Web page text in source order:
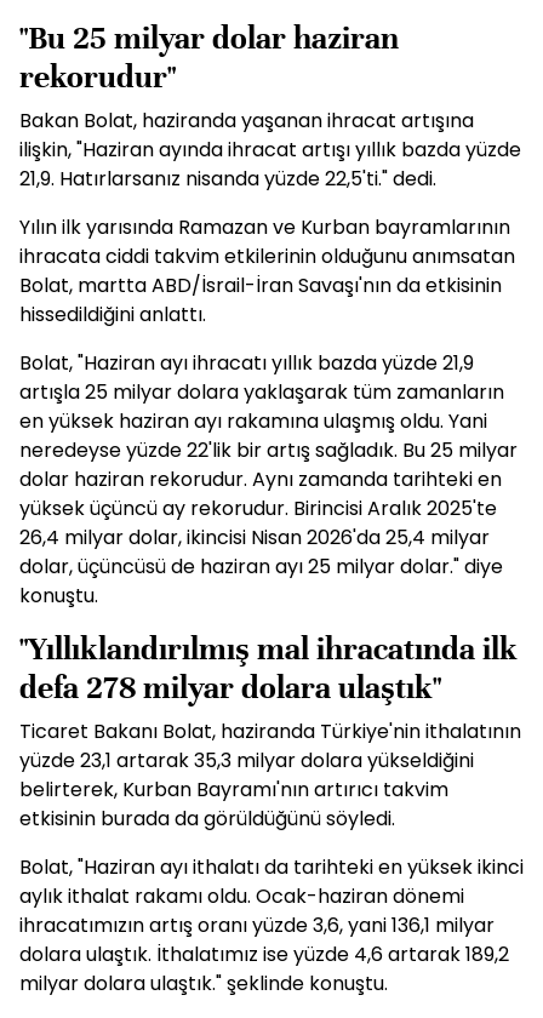
"Bu 25 milyar dolar haziran
rekorudur"
Bakan Bolat, haziranda yaşanan ihracat artışına
ilişkin, "Haziran ayında ihracat artışı yıllık bazda yüzde
21,9. Hatırlarsanız nisanda yüzde 22,5'ti." dedi.
Yılın ilk yarısında Ramazan ve Kurban bayramlarının
ihracata ciddi takvim etkilerinin olduğunu anımsatan
Bolat, martta ABD/İsrail-İran Savaşı'nın da etkisinin
hissedildiğini anlattı.
Bolat, "Haziran ayı ihracatı yıllık bazda yüzde 21,9
artışla 25 milyar dolara yaklaşarak tüm zamanların
en yüksek haziran ayı rakamına ulaşmış oldu. Yani
neredeyse yüzde 22'lik bir artış sağladık. Bu 25 milyar
dolar haziran rekorudur. Aynı zamanda tarihteki en
yüksek üçüncü ay rekorudur. Birincisi Aralık 2025'te
26,4 milyar dolar, ikincisi Nisan 2026'da 25,4 milyar
dolar, üçüncüsü de haziran ayı 25 milyar dolar." diye
konuştu.
"Yıllıklandırılmış mal ihracatında ilk
defa 278 milyar dolara ulaştık"
Ticaret Bakanı Bolat, haziranda Türkiye'nin ithalatının
yüzde 23,1 artarak 35,3 milyar dolara yükseldiğini
belirterek, Kurban Bayramı'nın artırıcı takvim
etkisinin burada da görüldüğünü söyledi.
Bolat, "Haziran ayı ithalatı da tarihteki en yüksek ikinci
aylık ithalat rakamı oldu. Ocak-haziran dönemi
ihracatımızın artış oranı yüzde 3,6, yani 136,1 milyar
dolara ulaştık. İthalatımız ise yüzde 4,6 artarak 189,2
milyar dolara ulaştık." şeklinde konuştu.